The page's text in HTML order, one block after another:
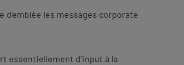
d'emblée les messages corporate
essentiellement d’input à la